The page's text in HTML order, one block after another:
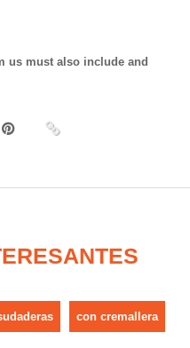
us must also include and
con cremallera